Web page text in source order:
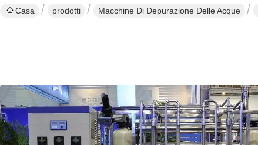
Casa prodotti Macchine Di Depurazione Delle Acque